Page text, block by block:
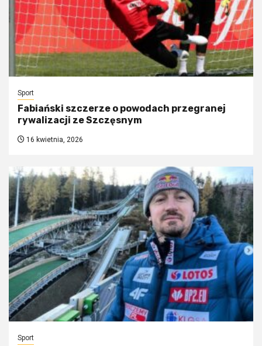
Sport
Fabiański szczerze o powodach przegranej
rywalizacji ze Szczęsnym
16 kwietnia, 2026
Sport